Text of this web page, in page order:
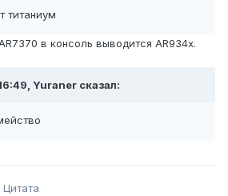
титаниум
в консоль выводится AR934x.
Yuraner сказал:
Цитата